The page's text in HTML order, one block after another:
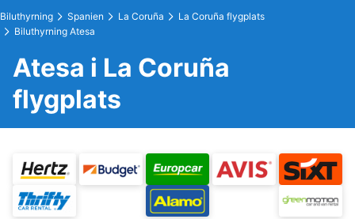
Biluthyrning Spanien La Coruña
La Coruña flygplats
Biluthyrning Atesa
Atesa i La Coruña
flygplats